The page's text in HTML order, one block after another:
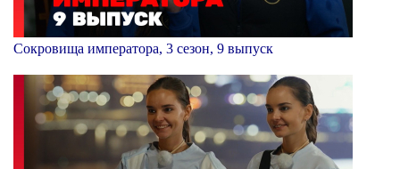
Сокровища императора, 3 сезон, 9 выпуск